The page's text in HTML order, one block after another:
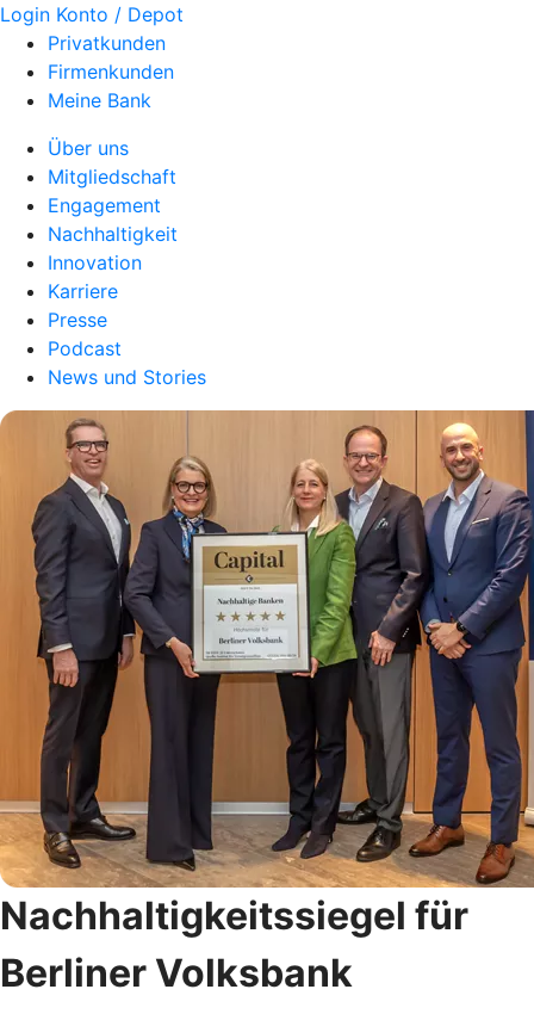
Login Konto / Depot
Privatkunden
Firmenkunden
Meine Bank
Über uns
Mitgliedschaft
Engagement
Nachhaltigkeit
Innovation
Karriere
Presse
Podcast
News und Stories
Nachhaltigkeitssiegel für
Berliner Volksbank